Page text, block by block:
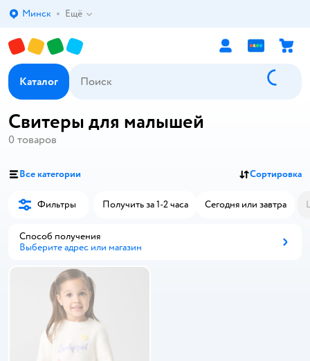
Выбор адреса доставки.
Минск Ещё
Каталог
Свитеры для малышей
0 товаров
Все категории Сортировка
Фильтры Получить за 1-2 часа Сегодня или завтра
Способ получения
Выберите адрес или магазин